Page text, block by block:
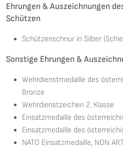
Ehrungen & Auszeichnungen
Schützen
Schützenschnur in Silber
Sonstige Ehrungen &
Wehrdienstmedaille des
Bronze
Wehrdienstzeichen 2. Klasse
Einsatzmedaille des
Einsatzmedaille des
NATO Einsatzmedaille, NON